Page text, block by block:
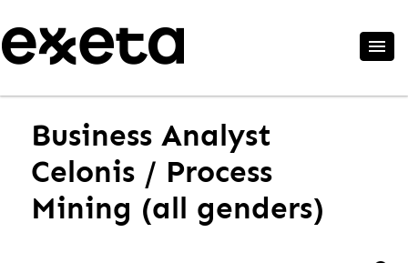
Business Analyst
Celonis / Process
Mining (all genders)